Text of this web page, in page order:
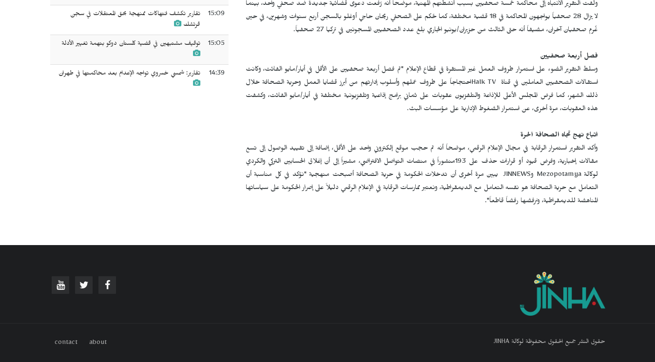
ولفت التقرير الانتباه إلى محاكمة خمسة صحفيين بسبب أنشطتهم المهنية، موضحاً أنه رُفعت دعوى قضائية جديدة ضد صحفي واحد، بينما
لا يزال 28 صحفياً يواجهون المحاكمة في 18 قضية مختلفة، كما حُكم على الصحفي ريحان حاجي أوغلو بالسجن أربع سنوات وشهرين، في حين
غُرم صحفيان آخران، مضيفاً أنه حتى الثالث من حزيران/يونيو الجاري بلغ عدد الصحفيين المسجونين في تركيا 27 صحفياً.
فصل أربعة صحفيين
وسلط التقرير الضوء على استمرار ظروف العمل غير المستقرة في قطاع الإعلام "تم فصل أربعة صحفيين على الأقل في أيار/مايو الفائت، وكانت
استقالات الصحفيين العاملين في قناة Halk TVاحتجاجاً على ظروف عملهم وأسلوب إدارتهم من أبرز قضايا العمل وحرية الصحافة خلال
ذلك الشهر، كما فرض المجلس الأعلى للإذاعة والتلفزيون عقوبات على ثماني برامج إذاعية وتلفزيونية مختلفة في أيار/مايو الفائت، وكشفت
هذه العقوبات، مرة أخرى، عن استمرار الضغوط الإدارية على مؤسسات البث.
اتباع نهج تجاه الصحافة الحرة
وأكد التقرير استمرار الرقابة في مجال الإعلام الرقمي، موضحاً أنه تم حجب موقع إلكتروني واحد على الأقل، إضافة إلى تقييد الوصول إلى تسع
مقالات إخبارية، وفرض قيود أو قرارات حذف على 193منشوراً في منصات التواصل الافتراضي، مشيراً إلى أن إغلاق الحسابين التركي والكردي
لوكالةMezopotamya وJINNEWS
يبين مرة أخرى أن تدخلات الحكومة في حرية الصحافة أصبحت منهجية "نؤكد في كل مناسبة أن
التعامل مع حرية الصحافة هو نفسه التعامل مع الديمقراطية، ونعتبر ممارسات الرقابة في الإعلام الرقمي دليلاً على إصرار الحكومة على سياساتها
المناهضة للديمقراطية، ونرفضها رفضاً قاطعاً".
15:09
تقارير تكشف انتهاكات ممنهجة بحق المعتقلات في سجن
قرتشك
15:05 توقيف مشتبهين في قضية كلستان دوكو بتهمة تغيير الأدلة
14:39 تقارير: شمسي خسروي تواجه الإعدام بعد محاكمتها في طهران
حقوق النشر جميع الحقوق محفوظة لوكالة JINHA about
contact